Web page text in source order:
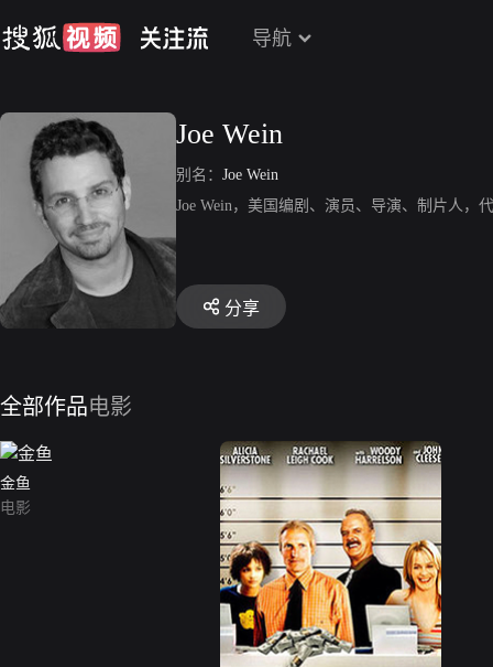
导航
Joe Wein
别名： Joe Wein
Joe Wein，美国编剧、演员、导演、制片人，
分享
全部作品电影
金鱼
电影